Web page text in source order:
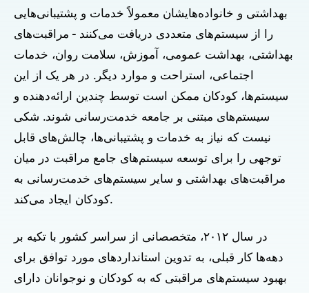
بهداشتی و خانواده‌هایشان معمولاً خدمات و پشتیبانی‌هایی
را از سیستم‌های متعددی دریافت می‌کنند - مراقبت‌های
بهداشتی، بهداشت عمومی، آموزش، سلامت روان، خدمات
اجتماعی، استراحت و موارد دیگر. در هر یک از این
سیستم‌ها، کودکان ممکن است توسط چندین ارائه‌دهنده و
سیستم‌های مبتنی بر جامعه خدمت‌رسانی شوند. شکی
نیست که نیاز به خدمات و پشتیبانی‌ها، چالش‌های قابل
توجهی را برای توسعه سیستم‌های جامع مراقبت در میان
مراقبت‌های بهداشتی و سایر سیستم‌های خدمت‌رسانی به
کودکان ایجاد می‌کند.
در سال ۲۰۱۲، متخصصانی از سراسر کشور با تکیه بر
دهه‌ها کار قبلی، به تدوین استانداردهای مورد توافق برای
بهبود سیستم‌های مراقبتی که به کودکان و نوجوانان دارای